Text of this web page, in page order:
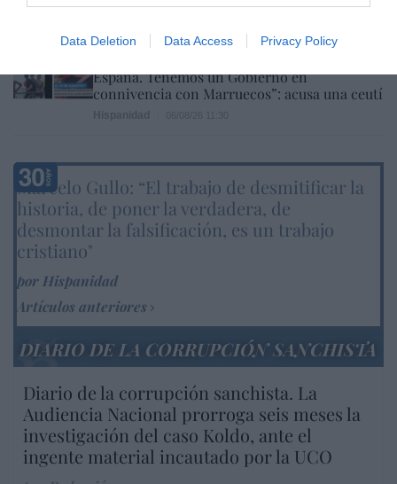
Data Deletion Data Access Privacy Policy
“Sánchez es un sinvergüenza que ha
España. Tenemos un Gobierno en
connivencia con Marruecos”: acusa una ceutí
Marcelo Gullo: “El trabajo de desmitificar la
historia, de poner la verdadera, de
desmontar la falsificación, es un trabajo
cristiano"
por Hispanidad
Artículos anteriores
DIARIO DE LA CORRUPCIÓN SANCHISTA
Diario de la corrupción sanchista. La
Audiencia Nacional prorroga seis meses la
investigación del caso Koldo, ante el
ingente material incautado por la UCO